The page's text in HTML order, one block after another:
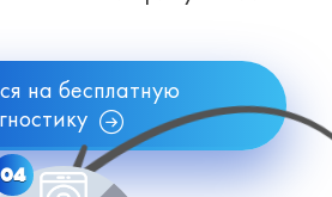
на бесплатную
04